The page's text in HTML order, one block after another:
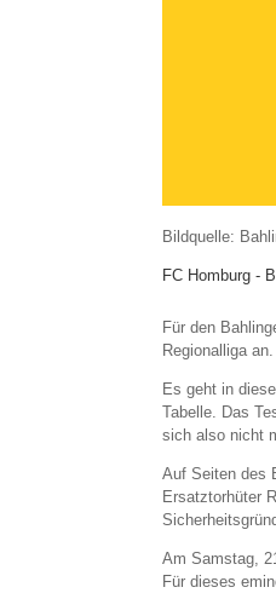
Bildquelle:
FC Homburg -
Für den
Regionalliga an.
Es geht in
Tabelle. Das
sich also nicht
Auf Seiten des
Ersatztorhüter
Am Samstag,
Für dieses